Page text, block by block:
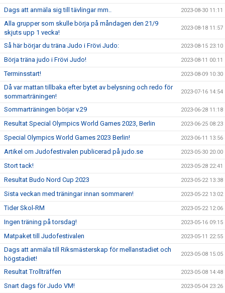
Dags att anmäla sig till tävlingar mm.. 2023-08-30 11:11
Alla grupper som skulle börja på måndagen den 21/9
skjuts upp 1 vecka!
2023-08-18 11:57
Så här börjar du träna Judo i Frövi Judo: 2023-08-15 23:10
Börja träna judo i Frövi Judo! 2023-08-11 00:11
Terminsstart! 2023-08-09 10:30
Då var mattan tillbaka efter bytet av belysning och redo för
sommarträningen!
2023-07-16 14:54
Sommarträningen börjar v.29 2023-06-28 11:18
Resultat Special Olympics World Games 2023, Berlin 2023-06-25 08:23
Special Olympics World Games 2023 Berlin! 2023-06-11 13:56
Artikel om Judofestivalen publicerad på judo.se 2023-05-30 20:00
Stort tack! 2023-05-28 22:41
Resultat Budo Nord Cup 2023 2023-05-22 13:38
Sista veckan med träningar innan sommaren! 2023-05-22 13:02
Tider Skol-RM 2023-05-22 12:06
Ingen träning på torsdag! 2023-05-16 09:15
Matpaket till Judofestivalen 2023-05-11 22:55
Dags att anmäla till Riksmästerskap för mellanstadiet och
högstadiet!
2023-05-08 15:05
Resultat Trollträffen 2023-05-08 14:48
Snart dags för Judo VM! 2023-05-04 23:26